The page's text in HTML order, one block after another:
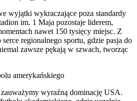
wyjątki wykraczające poza standardy
im. 1 Maja pozostaje liderem,
nawet 150 tysięcy miejsc. Z
regionalnego sportu, gdzie pasja do
zawsze pękają w szwach, tworząc
amerykańskiego
wyraźną dominację USA.